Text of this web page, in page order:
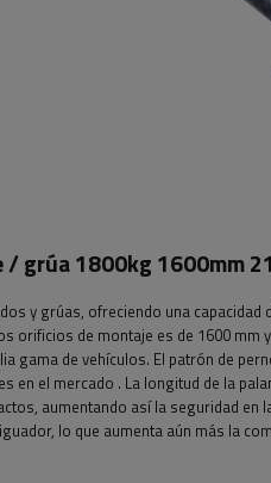
/ grúa 1800kg 1600mm
​​y grúas, ofreciendo una capacidad
orificios de montaje es de 1600 mm
gama de vehículos. El patrón de
en el mercado . La longitud de la
aumentando así la seguridad en
lo que aumenta aún más la